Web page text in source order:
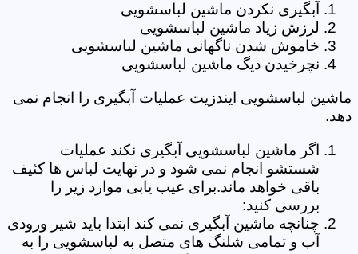
آبگیری نکردن ماشین لباسشویی
لرزش زیاد ماشین لباسشویی
خاموش شدن ناگهانی ماشین لباسشویی
نچرخیدن دیگ ماشین لباسشویی
ماشین لباسشویی ایندزیت عملیات آبگیری را انجام نمی
دهد.
اگر ماشین لباسشویی آبگیری نکند عملیات
شستشو انجام نمی شود و در نهایت لباس ها کثیف
باقی خواهد ماند.برای عیب یابی موارد زیر را
بررسی کنید:
چنانچه ماشین آبگیری نمی کند ابتدا باید شیر ورودی
آب و تمامی شلنگ های متصل به لباسشویی را به